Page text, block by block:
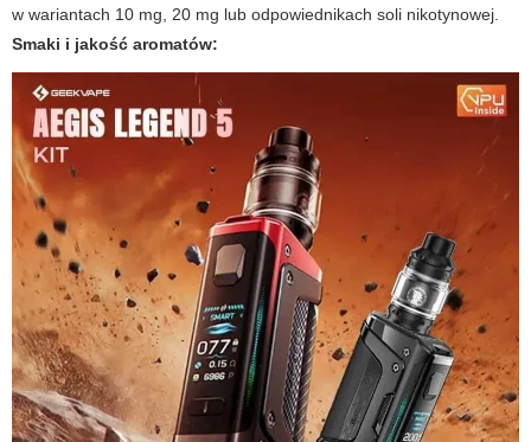
w wariantach 10 mg, 20 mg lub odpowiednikach soli nikotynowej.
Smaki i jakość aromatów: